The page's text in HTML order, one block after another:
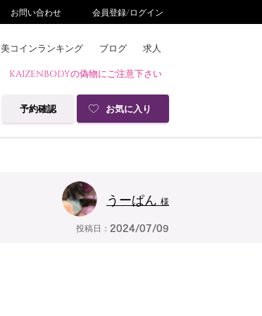
お問い合わせ 会員登録/ログイン
美コインランキング ブログ 求人
KAIZENBODYの偽物にご注意下さい
予約確認 お気に入り
うーぱん 様
投稿日： 2024/07/09